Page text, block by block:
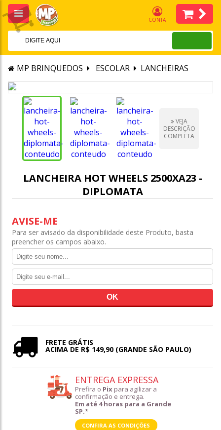
CONTA
MP BRINQUEDOS ESCOLAR LANCHEIRAS
VEJA
DESCRIÇÃO
COMPLETA
LANCHEIRA HOT WHEELS 2500XA23 -
DIPLOMATA
AVISE-ME
Para ser avisado da disponibilidade deste Produto, basta
preencher os campos abaixo.
FRETE GRÁTIS
ACIMA DE R$ 149,90 (GRANDE SÃO PAULO)
ENTREGA EXPRESSA
Prefira o Pix para agilizar a
confirmação e entrega.
Em até 4 horas para a Grande
SP.*
CONFIRA AS CONDIÇÕES